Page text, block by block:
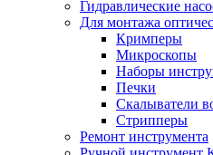
Гидравлические
Для монтажа
Кримперы
Микроскопы
Наборы
Печки
Скалыватели
Стрипперы
Ремонт инструмента